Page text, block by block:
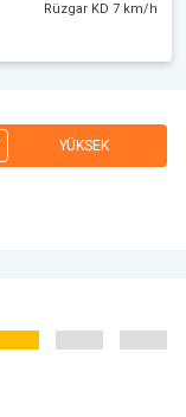
Rüzgar KD 7 km/h
YÜKSEK